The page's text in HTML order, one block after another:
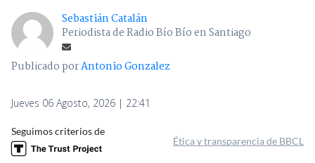
Sebastián Catalán
Periodista de Radio Bío Bío en Santiago
Publicado porAntonio Gonzalez
Jueves 06 Agosto, 2026 | 22:41
Seguimos criterios de
Ética y transparencia de BBCL